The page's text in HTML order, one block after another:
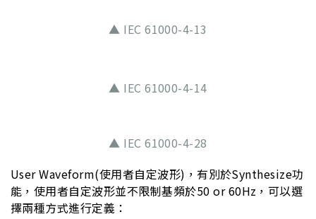
▲ IEC 61000-4-13
▲ IEC 61000-4-14
▲ IEC 61000-4-28
User Waveform(使用者自定波形)，有別於Synthesize功
能，使用者自定波形並不限制基頻於50 or 60Hz，可以選
擇兩種方式進行定義：